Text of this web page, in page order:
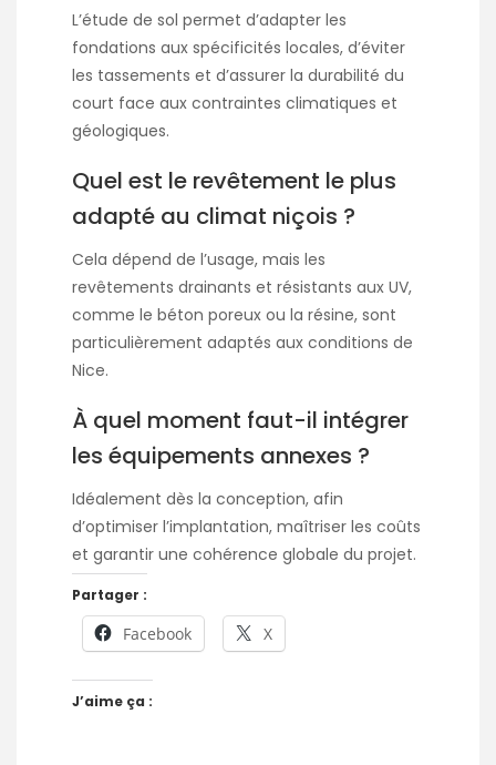
L’étude de sol permet d’adapter les
fondations aux spécificités locales, d’éviter
les tassements et d’assurer la durabilité du
court face aux contraintes climatiques et
géologiques.
Quel est le revêtement le plus
adapté au climat niçois ?
Cela dépend de l’usage, mais les
revêtements drainants et résistants aux UV,
comme le béton poreux ou la résine, sont
particulièrement adaptés aux conditions de
Nice.
À quel moment faut-il intégrer
les équipements annexes ?
Idéalement dès la conception, afin
d’optimiser l’implantation, maîtriser les coûts
et garantir une cohérence globale du projet.
Partager :
Facebook X
J’aime ça :